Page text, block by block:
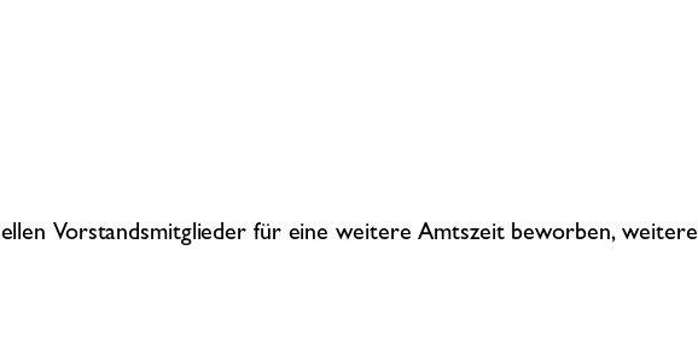
Vorstandsmitglieder für eine weitere Amtszeit beworben, weitere